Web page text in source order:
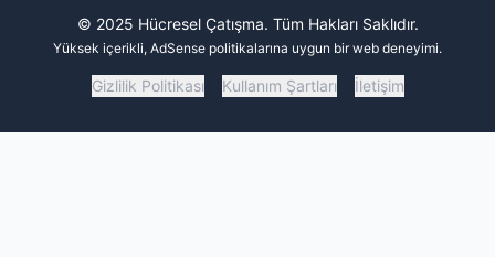
© 2025 Hücresel Çatışma. Tüm Hakları Saklıdır.
Yüksek içerikli, AdSense politikalarına uygun bir web deneyimi.
Gizlilik Politikası Kullanım Şartları İletişim